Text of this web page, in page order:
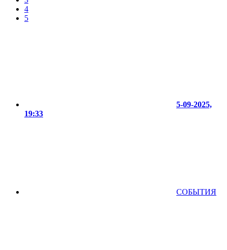
4
5
5-09-2025,
19:33
СОБЫТИЯ